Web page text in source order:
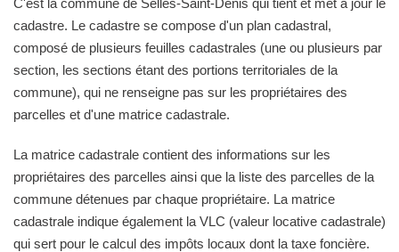
cadastre. Le cadastre se compose d'un plan cadastral,
composé de plusieurs feuilles cadastrales (une ou plusieurs par
section, les sections étant des portions territoriales de la
commune), qui ne renseigne pas sur les propriétaires des
parcelles et d'une matrice cadastrale.
La matrice cadastrale contient des informations sur les
propriétaires des parcelles ainsi que la liste des parcelles de la
commune détenues par chaque propriétaire. La matrice
cadastrale indique également la VLC (valeur locative cadastrale)
qui sert pour le calcul des impôts locaux dont la taxe foncière.